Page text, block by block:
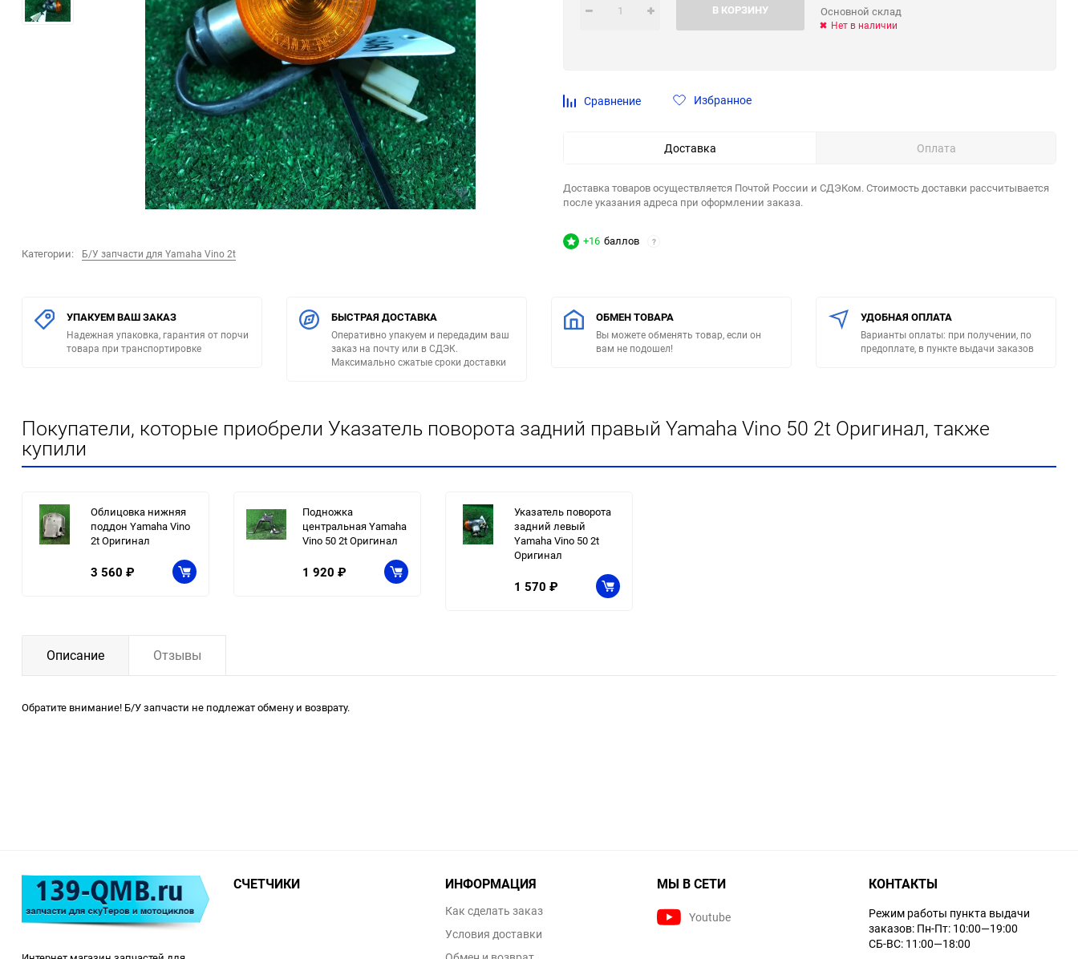
Категории: Б/У запчасти для Yamaha Vino 2t
В КОРЗИНУ Основной склад
Нет в наличии
Сравнение Избранное
Доставка Оплата
Доставка товаров осуществляется Почтой России и СДЭКом. Стоимость доставки рассчитывается
после указания адреса при оформлении заказа.
+16 баллов ?
УПАКУЕМ ВАШ ЗАКАЗ
Надежная упаковка, гарантия от порчи
товара при транспортировке
БЫСТРАЯ ДОСТАВКА
Оперативно упакуем и передадим ваш
заказ на почту или в СДЭК.
Максимально сжатые сроки доставки
ОБМЕН ТОВАРА
Вы можете обменять товар, если он
вам не подошел!
УДОБНАЯ ОПЛАТА
Варианты оплаты: при получении, по
предоплате, в пункте выдачи заказов
Покупатели, которые приобрели Указатель поворота задний правый Yamaha Vino 50 2t Оригинал, также
купили
Облицовка нижняя
поддон Yamaha Vino
2t Оригинал
3 560 ₽
Подножка
центральная Yamaha
Vino 50 2t Оригинал
1 920 ₽
Указатель поворота
задний левый
Yamaha Vino 50 2t
Оригинал
1 570 ₽
Описание Отзывы
Обратите внимание! Б/У запчасти не подлежат обмену и возврату.
СЧЕТЧИКИ ИНФОРМАЦИЯ
Как сделать заказ
Условия доставки
МЫ В СЕТИ
Youtube
КОНТАКТЫ
Режим работы пункта выдачи
заказов: Пн-Пт: 10:00—19:00
СБ-ВС: 11:00—18:00